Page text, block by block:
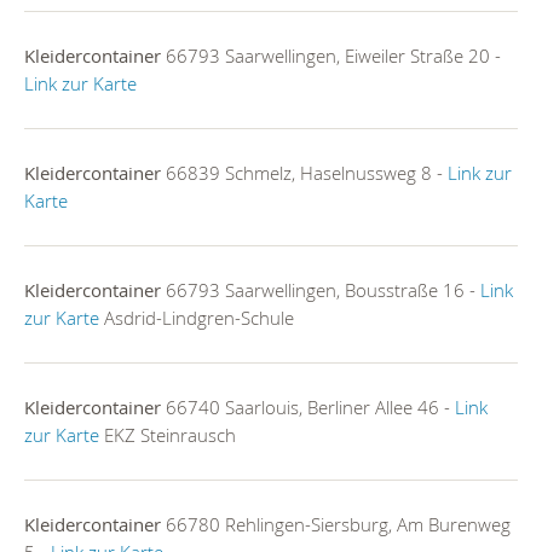
Kleidercontainer 66793 Saarwellingen, Eiweiler Straße 20 -
Link zur Karte
Kleidercontainer 66839 Schmelz, Haselnussweg 8 - Link zur
Karte
Kleidercontainer 66793 Saarwellingen, Bousstraße 16 - Link
zur Karte Asdrid-Lindgren-Schule
Kleidercontainer 66740 Saarlouis, Berliner Allee 46 - Link
zur Karte EKZ Steinrausch
Kleidercontainer 66780 Rehlingen-Siersburg, Am Burenweg